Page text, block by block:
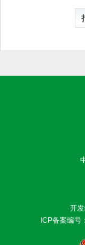
开
ICP备案编号：